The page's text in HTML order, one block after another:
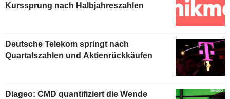
Kurssprung nach Halbjahreszahlen
Deutsche Telekom springt nach
Quartalszahlen und Aktienrückkäufen
Diageo: CMD quantifiziert die Wende